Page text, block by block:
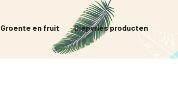
Groente en fruit Diepvries producten